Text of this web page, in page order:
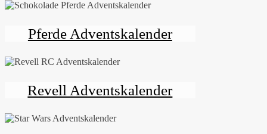
Pferde Adventskalender
Revell Adventskalender